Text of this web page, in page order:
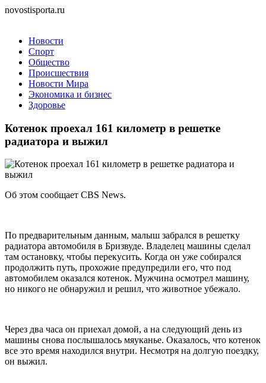
novostisporta.ru
Новости
Спорт
Общество
Происшествия
Новости Мира
Экономика и бизнес
Здоровье
Котенок проехал 161 километр в решетке
радиатора и выжил
Об этом сообщает CBS News.
По предварительным данным, малыш забрался в решетку
радиатора автомобиля в Бризвуде. Владелец машины сделал
там остановку, чтобы перекусить. Когда он уже собирался
продолжить путь, прохожие предупредили его, что под
автомобилем оказался котенок. Мужчина осмотрел машину,
но никого не обнаружил и решил, что животное убежало.
Через два часа он приехал домой, а на следующий день из
машины снова послышалось мяуканье. Оказалось, что котенок
все это время находился внутри. Несмотря на долгую поездку,
он выжил.